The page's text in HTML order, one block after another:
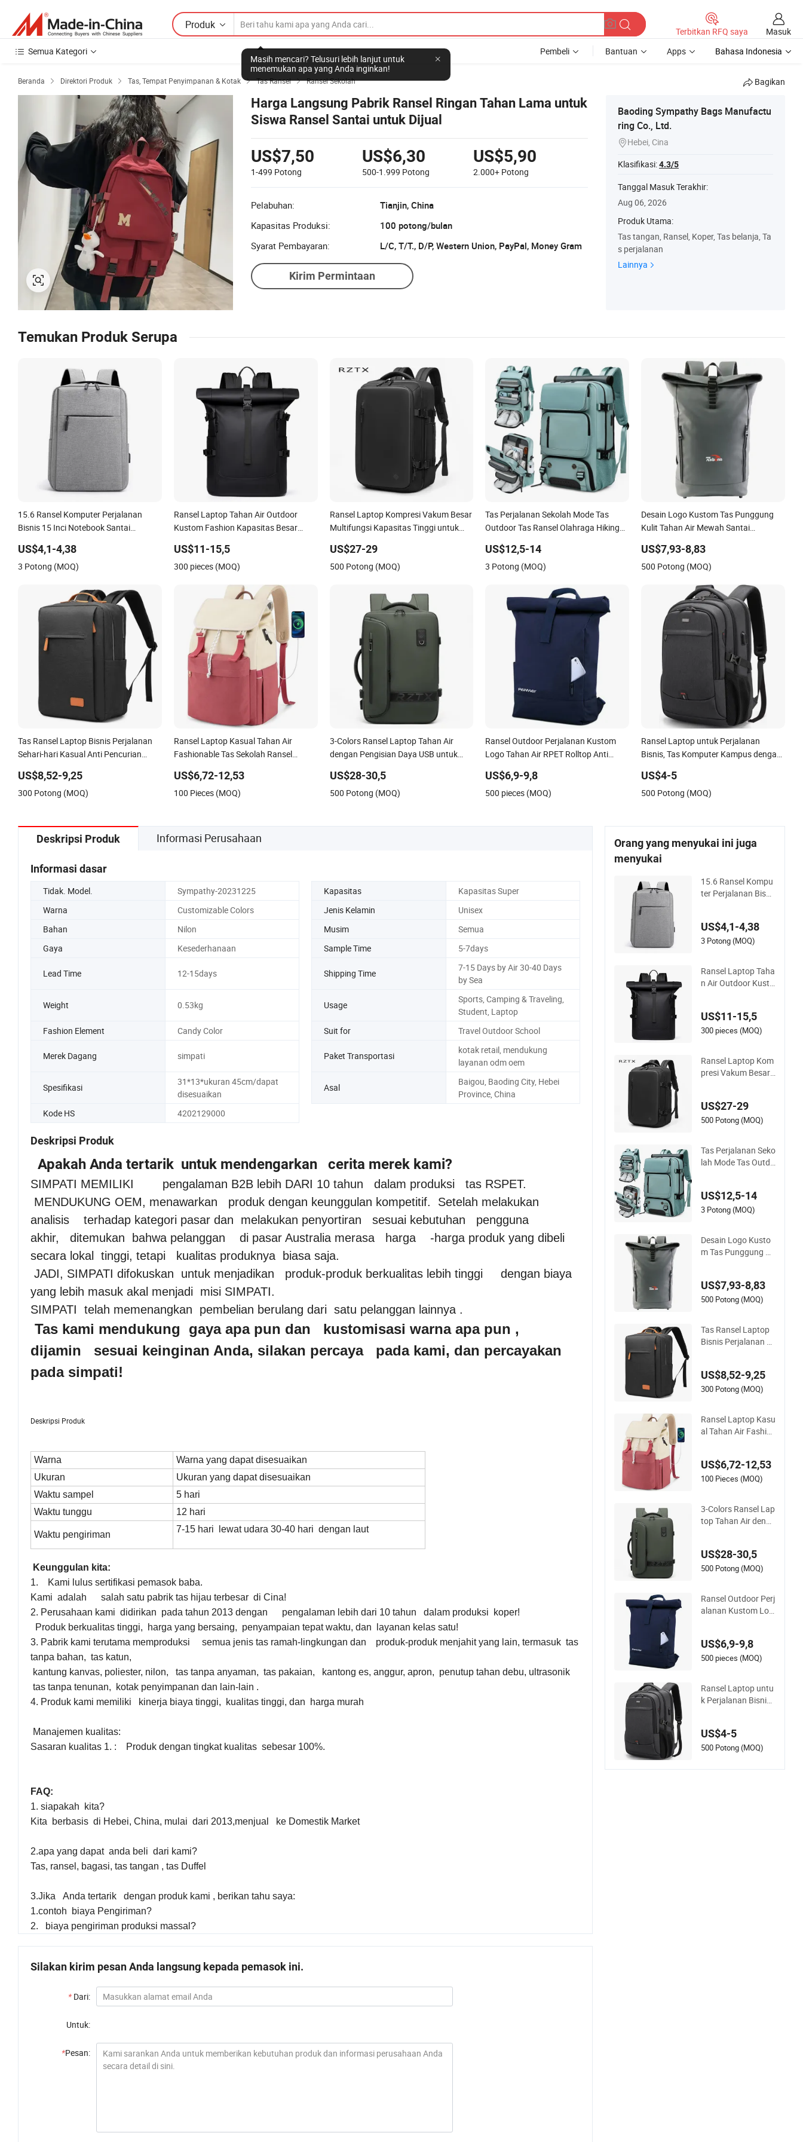
Produk
Masih mencari? Telusuri lebih lanjut untuk
menemukan apa yang Anda inginkan!
Terbitkan RFQ saya
Masuk
Semua Kategori
Pembeli Bantuan Apps Bahasa Indonesia
Beranda  Direktori Produk  Tas, Tempat Penyimpanan & Kotak  Tas Ransel  Ransel Sekolah Bagikan
Harga Langsung Pabrik Ransel Ringan Tahan Lama untuk
Siswa Ransel Santai untuk Dijual
US$7,50
1-499 Potong
US$6,30
500-1.999 Potong
US$5,90
2.000+ Potong
Pelabuhan:
Tianjin, China
Kapasitas Produksi:
100 potong/bulan
Syarat Pembayaran:
L/C, T/T., D/P, Western Union, PayPal, Money Gram
Kirim Permintaan
Baoding Sympathy Bags Manufactu
ring Co., Ltd.
Hebei, Cina
Klasifikasi:4.3/5
Tanggal Masuk Terakhir:
Aug 06, 2026
Produk Utama:
Tas tangan, Ransel, Koper, Tas belanja, Ta
s perjalanan
Lainnya
Temukan Produk Serupa
15.6 Ransel Komputer Perjalanan
Bisnis 15 Inci Notebook Santai
US$4,1-4,38
3 Potong (MOQ)
Ransel Laptop Tahan Air Outdoor
Kustom Fashion Kapasitas Besar
Model Gulung
US$11-15,5
300 pieces (MOQ)
Ransel Laptop Kompresi Vakum Besar
Multifungsi Kapasitas Tinggi untuk
US$27-29
500 Potong (MOQ)
Tas Perjalanan Sekolah Mode Tas
Outdoor Tas Ransel Olahraga Hiking
US$12,5-14
3 Potong (MOQ)
Desain Logo Kustom Tas Punggung
Kulit Tahan Air Mewah Santai
Outdoor Trekking Perkemahan
Perjalanan Mendaki Anti Pencurian
US$7,93-8,83
500 Potong (MOQ)
Tas Ransel Laptop Bisnis Perjalanan
Sehari-hari Kasual Anti Pencurian
RPET
US$8,52-9,25
300 Potong (MOQ)
Ransel Laptop Kasual Tahan Air
Fashionable Tas Sekolah Ransel
US$6,72-12,53
100 Pieces (MOQ)
3-Colors Ransel Laptop Tahan Air
dengan Pengisian Daya USB untuk
US$28-30,5
500 Potong (MOQ)
Ransel Outdoor Perjalanan Kustom
Logo Tahan Air RPET Rolltop Anti
US$6,9-9,8
500 pieces (MOQ)
Ransel Laptop untuk Perjalanan
Bisnis, Tas Komputer Kampus dengan
US$4-5
500 Potong (MOQ)
Deskripsi Produk Informasi Perusahaan
Informasi dasar
Tidak. Model. Sympathy-20231225 Kapasitas
Kapasitas Super
Warna
Customizable Colors Jenis Kelamin
Unisex
Bahan
Nilon Musim
Semua
Gaya
Kesederhanaan Sample Time 5-7days
Lead Time 12-15days Shipping Time
7-15 Days by Air 30-40 Days
by Sea
Weight 0.53kg Usage
Sports, Camping & Traveling,
Student, Laptop
Fashion Element
Candy Color Suit for Travel Outdoor School
Merek Dagang simpati Paket Transportasi
kotak retail, mendukung
layanan odm oem
Spesifikasi
31*13*ukuran 45cm/dapat
disesuaikan
Asal
Baigou, Baoding City, Hebei
Province, China
Kode HS
4202129000
Deskripsi Produk
Apakah Anda tertarik untuk mendengarkan cerita merek kami?
SIMPATI MEMILIKI pengalaman B2B lebih DARI 10 tahun dalam produksi tas RSPET.
MENDUKUNG OEM, menawarkan produk dengan keunggulan kompetitif. Setelah melakukan
analisis terhadap kategori pasar dan melakukan penyortiran sesuai kebutuhan pengguna
akhir, ditemukan bahwa pelanggan di pasar Australia merasa harga -harga produk yang dibeli
secara lokal tinggi, tetapi kualitas produknya biasa saja.
JADI, SIMPATI difokuskan untuk menjadikan produk-produk berkualitas lebih tinggi dengan biaya
yang lebih masuk akal menjadi misi SIMPATI.
SIMPATI telah memenangkan pembelian berulang dari satu pelanggan lainnya .
Tas kami mendukung gaya apa pun dan kustomisasi warna apa pun ,
dijamin sesuai keinginan Anda, silakan percaya pada kami, dan percayakan
pada simpati!
Deskripsi Produk
Warna
Warna yang dapat disesuaikan
Ukuran
Ukuran yang dapat disesuaikan
Waktu sampel
5 hari
Waktu tunggu
12 hari
Waktu pengiriman
7-15 hari lewat udara 30-40 hari dengan laut
Keunggulan kita:
1. Kami lulus sertifikasi pemasok baba.
Kami adalah salah satu pabrik tas hijau terbesar di Cina!
2. Perusahaan kami didirikan pada tahun 2013 dengan pengalaman lebih dari 10 tahun dalam produksi koper!
Produk berkualitas tinggi, harga yang bersaing, penyampaian tepat waktu, dan layanan kelas satu!
3. Pabrik kami terutama memproduksi semua jenis tas ramah-lingkungan dan produk-produk menjahit yang lain, termasuk tas
tanpa bahan, tas katun,
kantung kanvas, poliester, nilon, tas tanpa anyaman, tas pakaian, kantong es, anggur, apron, penutup tahan debu, ultrasonik
tas tanpa tenunan, kotak penyimpanan dan lain-lain .
4. Produk kami memiliki kinerja biaya tinggi, kualitas tinggi, dan harga murah
Manajemen kualitas:
Sasaran kualitas 1. : Produk dengan tingkat kualitas sebesar 100%.
FAQ:
1. siapakah kita?
Kita berbasis di Hebei, China, mulai dari 2013,menjual ke Domestik Market
2.apa yang dapat anda beli dari kami?
Tas, ransel, bagasi, tas tangan , tas Duffel
3.Jika Anda tertarik dengan produk kami , berikan tahu saya:
1.contoh biaya Pengiriman?
2. biaya pengiriman produksi massal?
Silakan kirim pesan Anda langsung kepada pemasok ini.
* Dari:
Untuk:
*Pesan:
Orang yang menyukai ini juga
menyukai
15.6 Ransel Kompu
ter Perjalanan Bisni
Laptop
US$4,1-4,38
3 Potong (MOQ)
Ransel Laptop Taha
n Air Outdoor Kusto
op Perjalanan Taha
n Air Model Gulung
US$11-15,5
300 pieces (MOQ)
Ransel Laptop Kom
presi Vakum Besar
alanan Bisnis
US$27-29
500 Potong (MOQ)
Tas Perjalanan Seko
lah Mode Tas Outdo
r untuk Laptop
US$12,5-14
3 Potong (MOQ)
Desain Logo Kusto
m Tas Punggung Ku
nung Kebugaran Gy
m Tas Outdoor Trek
Anti Pencurian untu
k Pria
US$7,93-8,83
500 Potong (MOQ)
Tas Ransel Laptop
Bisnis Perjalanan Se
Pengisian USB dan
Bahan RPET
US$8,52-9,25
300 Potong (MOQ)
Ransel Laptop Kasu
al Tahan Air Fashio
hari Ransel Perjalan
an
US$6,72-12,53
100 Pieces (MOQ)
3-Colors Ransel Lap
top Tahan Air denga
US$28-30,5
500 Potong (MOQ)
Ransel Outdoor Perj
alanan Kustom Log
n Ransel Laptop
US$6,9-9,8
500 pieces (MOQ)
Ransel Laptop untu
k Perjalanan Bisnis,
ngisian USB
US$4-5
500 Potong (MOQ)